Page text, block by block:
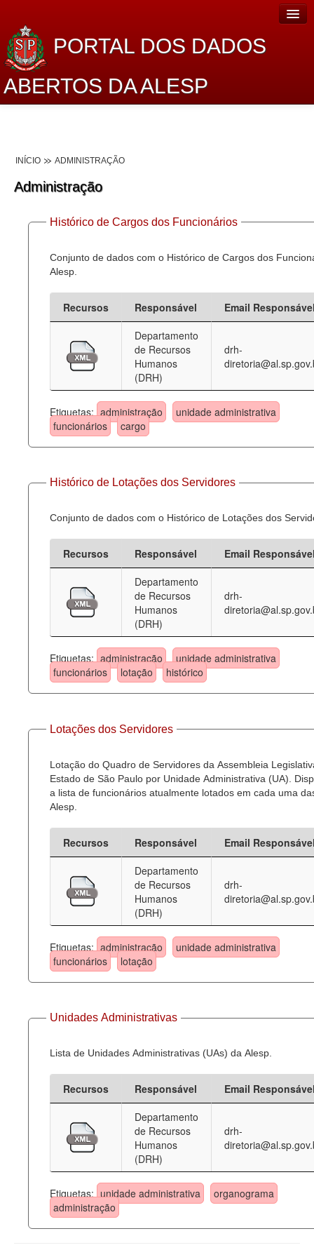
PORTAL DOS DADOS
ABERTOS DA ALESP
Dados Abertos Alesp
Lei de Acesso à Informação
Dados Governamentais Abertos
Planejamento
Catálogo de dados
Processo Legislativo
Administração
Legislação
Agenda
Perguntas frequentes
Contato
INÍCIO ADMINISTRAÇÃO
Administração
Histórico de Cargos dos Funcionários
Conjunto de dados com o Histórico de Cargos dos
Alesp.
Recursos Responsável
Email
Departamento
de Recursos
Humanos
(DRH)
drh-
Etiquetas: administração
unidade administrativa
funcionários
cargo
Histórico de Lotações dos Servidores
Conjunto de dados com o Histórico de Lotações dos
Recursos Responsável
Email
Departamento
de Recursos
Humanos
(DRH)
drh-
Etiquetas: administração
unidade administrativa
funcionários
lotação histórico
Lotações dos Servidores
Lotação do Quadro de Servidores da Assembleia
Estado de São Paulo por Unidade Administrativa (UA).
a lista de funcionários atualmente lotados em cada uma
Alesp.
Recursos Responsável
Email
Departamento
de Recursos
Humanos
(DRH)
drh-
Etiquetas: administração
unidade administrativa
funcionários
lotação
Unidades Administrativas
Lista de Unidades Administrativas (UAs) da Alesp.
Recursos Responsável
Email
Departamento
de Recursos
Humanos
(DRH)
drh-
Etiquetas: unidade administrativa
organograma
administração